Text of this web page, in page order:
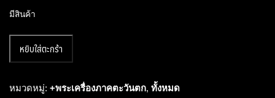
มีสินค้า
เหรียญ
หล
หยิบใส่ตะกร้า
หมวดหมู่: +พระเครื่องภาคตะวันตก, ทั้งหมด